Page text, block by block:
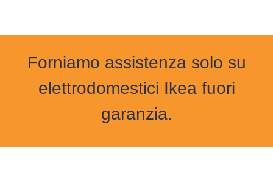
Forniamo assistenza solo su
elettrodomestici Ikea fuori
garanzia.